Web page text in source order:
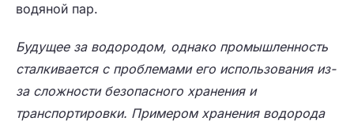
водяной пар.
Будущее за водородом, однако промышленность
сталкивается с проблемами его использования из-
за сложности безопасного хранения и
транспортировки. Примером хранения водорода